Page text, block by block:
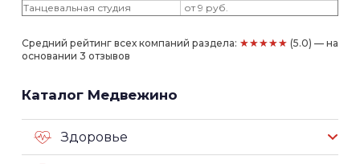
Танцевальная студия
от 9 руб.
Средний рейтинг всех компаний раздела: ★★★★★ (5.0) — на
основании 3 отзывов
Каталог Медвежино
Здоровье